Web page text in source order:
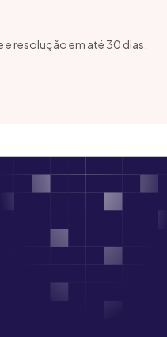
resolução em até 30 dias.